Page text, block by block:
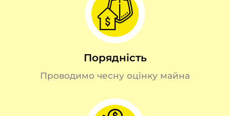
Порядність
Проводимо чесну оцінку майна